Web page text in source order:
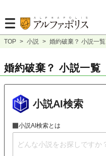
TOP > 小説 > 婚約破棄？ 小説一覧
婚約破棄？ 小説一覧
小説AI検索
小説AI検索とは